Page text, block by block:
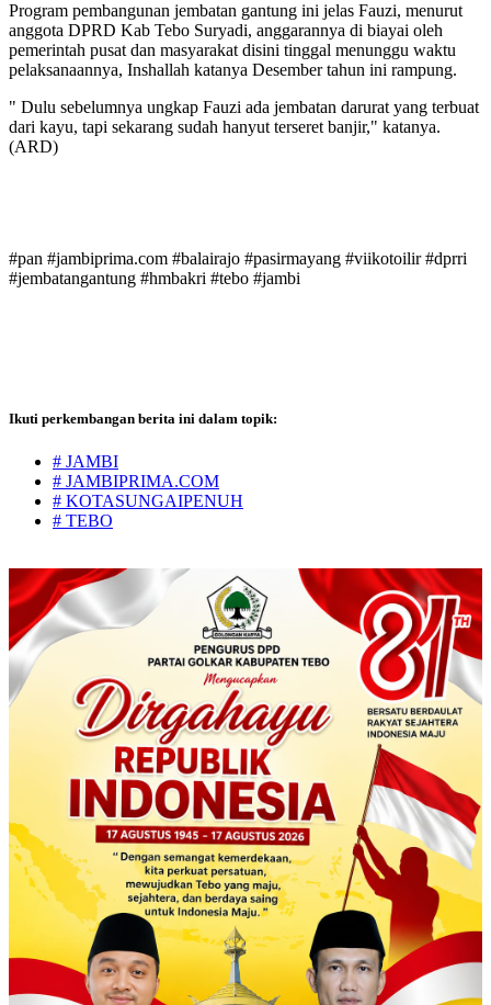
Program pembangunan jembatan gantung ini jelas Fauzi, menurut
anggota DPRD Kab Tebo Suryadi, anggarannya di biayai oleh
pemerintah pusat dan masyarakat disini tinggal menunggu waktu
pelaksanaannya, Inshallah katanya Desember tahun ini rampung.
" Dulu sebelumnya ungkap Fauzi ada jembatan darurat yang terbuat
dari kayu, tapi sekarang sudah hanyut terseret banjir," katanya.
(ARD)
#pan #jambiprima.com #balairajo #pasirmayang #viikotoilir #dprri
#jembatangantung #hmbakri #tebo #jambi
Ikuti perkembangan berita ini dalam topik:
# JAMBI
# JAMBIPRIMA.COM
# KOTASUNGAIPENUH
# TEBO